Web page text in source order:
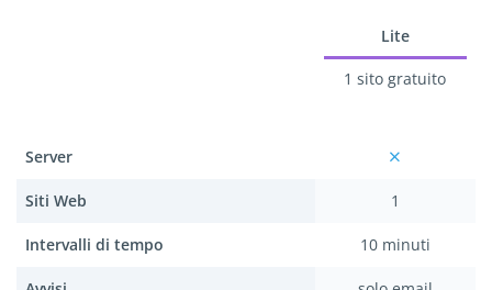
Server
Siti Web
Intervalli di tempo
Lite
1 sito gratuito
1
10 minuti